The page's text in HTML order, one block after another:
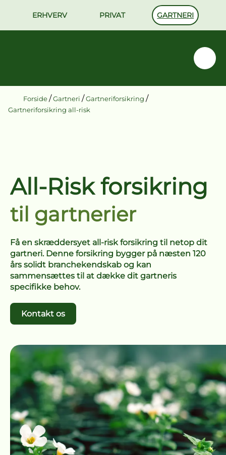
ERHVERV PRIVAT GARTNERI
Forside/Gartneri /Gartneriforsikring /
Gartneriforsikring all-risk
All-Risk forsikring
til gartnerier
Få en skræddersyet all-risk forsikring til netop dit
gartneri. Denne forsikring bygger på næsten 120
års solidt branchekendskab og kan
sammensættes til at dække dit gartneris
specifikke behov.
Kontakt os